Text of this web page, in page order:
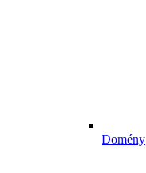
Domény